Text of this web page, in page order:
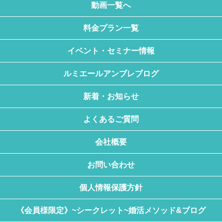
動画一覧へ
料金プラン一覧
イベント・セミナー情報
ルミエールアンブレブログ
新着・お知らせ
よくあるご質問
会社概要
お問い合わせ
個人情報保護方針
《会員様限定》~シークレット~婚活メソッド&ブログ